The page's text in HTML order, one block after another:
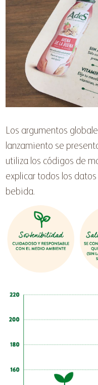
Los argumentos
lanzamiento se
utiliza los códigos de
explicar todos los
bebida.